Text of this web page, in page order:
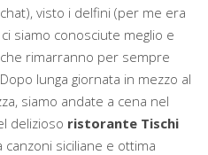
visto i delfini (per me era
siamo conosciute meglio e
rimarranno per sempre
lunga giornata in mezzo al
siamo andate a cena nel
delizioso ristorante Tischi
siciliane e ottima